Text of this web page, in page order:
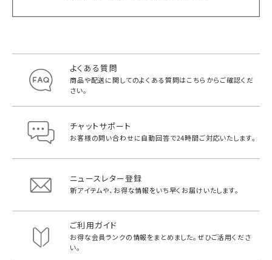
よくある質問
商品や配送に関してのよくある質問はこちらからご確認くだ
さい。
チャットサポート
お客様の問い合わせに自動回答で24時間ご対応いたします。
ニュースレター登録
新アイテムや、お得な情報をいち早く お届けいたします。
ご利用ガイド
お得な会員ランクの情報をまとめました。ぜひご活用くださ
い。